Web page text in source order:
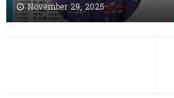
November 29, 2025